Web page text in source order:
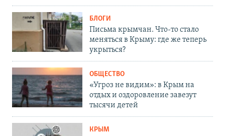
БЛОГИ
Письма крымчан. Что-то стало
меняться в Крыму: где же теперь
укрыться?
ОБЩЕСТВО
«Угроз не видим»: в Крым на
отдых и оздоровление завезут
тысячи детей
КРЫМ